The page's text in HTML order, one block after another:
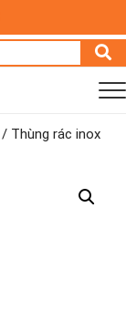
Tìm
kiếm:
/ Thùng rác inox